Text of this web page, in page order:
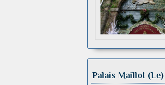
Palais Maillot (Le)